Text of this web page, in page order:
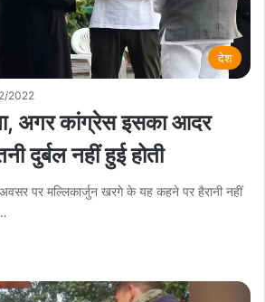
देश
2022
अगर कांग्रेस इसका आदर
दुर्बल नहीं हुई होती
पर मल्लिकार्जुन खरगे के यह कहने पर हैरानी नहीं